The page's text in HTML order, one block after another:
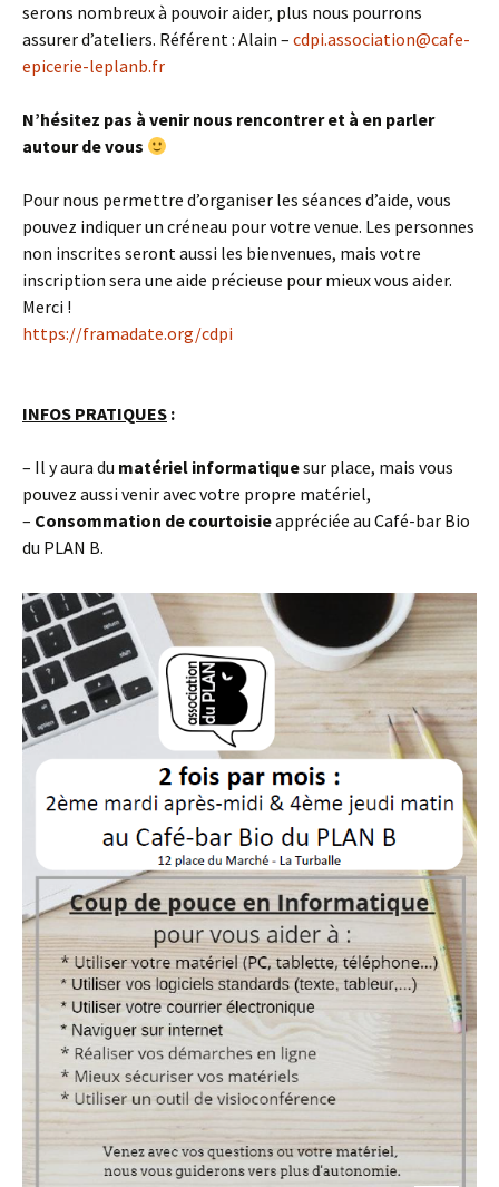
serons nombreux à pouvoir aider, plus nous pourrons
assurer d’ateliers. Référent : Alain – cdpi.association@cafe-
epicerie-leplanb.fr
N’hésitez pas à venir nous rencontrer et à en parler
autour de vous
Pour nous permettre d’organiser les séances d’aide, vous
pouvez indiquer un créneau pour votre venue. Les personnes
non inscrites seront aussi les bienvenues, mais votre
inscription sera une aide précieuse pour mieux vous aider.
Merci !
https://framadate.org/cdpi
INFOS PRATIQUES :
– Il y aura du matériel informatiquesur place, mais vous
pouvez aussi venir avec votre propre matériel,
– Consommation de courtoisieappréciée au Café-bar Bio
du PLAN B.